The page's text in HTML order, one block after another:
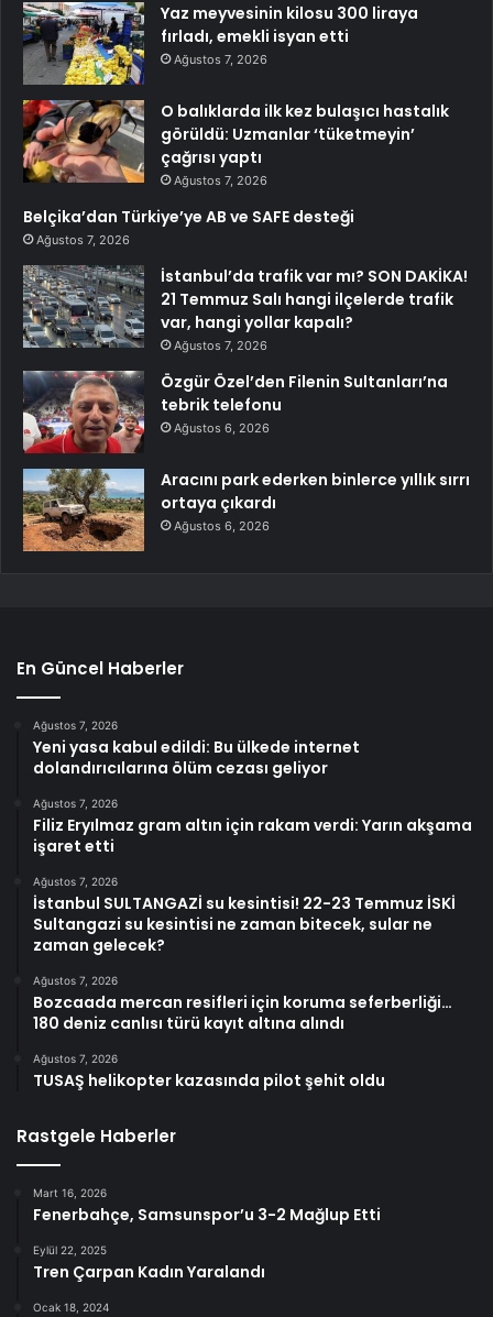
Yaz meyvesinin kilosu 300 liraya
fırladı, emekli isyan etti
Ağustos 7, 2026
O balıklarda ilk kez bulaşıcı hastalık
görüldü: Uzmanlar ‘tüketmeyin’
çağrısı yaptı
Ağustos 7, 2026
Belçika’dan Türkiye’ye AB ve SAFE desteği
Ağustos 7, 2026
İstanbul’da trafik var mı? SON DAKİKA!
21 Temmuz Salı hangi ilçelerde trafik
var, hangi yollar kapalı?
Ağustos 7, 2026
Özgür Özel’den Filenin Sultanları’na
tebrik telefonu
Ağustos 6, 2026
Aracını park ederken binlerce yıllık sırrı
ortaya çıkardı
Ağustos 6, 2026
En Güncel Haberler
Ağustos 7, 2026
Yeni yasa kabul edildi: Bu ülkede internet
dolandırıcılarına ölüm cezası geliyor
Ağustos 7, 2026
Filiz Eryılmaz gram altın için rakam verdi: Yarın akşama
işaret etti
Ağustos 7, 2026
İstanbul SULTANGAZİ su kesintisi! 22-23 Temmuz İSKİ
Sultangazi su kesintisi ne zaman bitecek, sular ne
zaman gelecek?
Ağustos 7, 2026
Bozcaada mercan resifleri için koruma seferberliği…
180 deniz canlısı türü kayıt altına alındı
Ağustos 7, 2026
TUSAŞ helikopter kazasında pilot şehit oldu
Rastgele Haberler
Mart 16, 2026
Fenerbahçe, Samsunspor’u 3-2 Mağlup Etti
Eylül 22, 2025
Tren Çarpan Kadın Yaralandı
Ocak 18, 2024